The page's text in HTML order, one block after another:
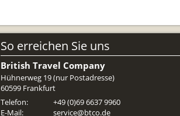
So erreichen Sie uns
British Travel Company
Hühnerweg 19 (nur Postadresse)
60599 Frankfurt
Telefon:
+49 (0)69 6637 9960
E-Mail:
service@btco.de